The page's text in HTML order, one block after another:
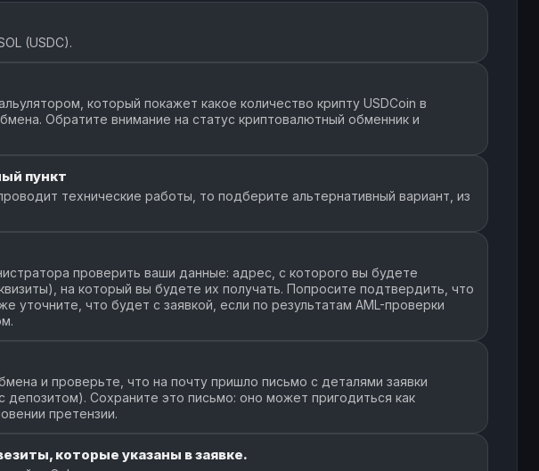
(USDC).
который покажет какое количество крипту USDCoin в
Обратите внимание на статус криптовалютный обменник и
пункт
технические работы, то подберите альтернативный вариант, из
проверить ваши данные: адрес, с которого вы будете
на который вы будете их получать. Попросите подтвердить, что
уточните, что будет с заявкой, если по результатам AML-проверки
и проверьте, что на почту пришло письмо с деталями заявки
депозитом). Сохраните это письмо: оно может пригодиться как
претензии.
которые указаны в заявке.